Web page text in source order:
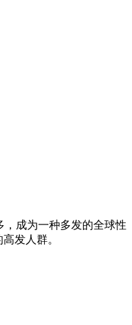
成为一种多发的全球性
发人群。